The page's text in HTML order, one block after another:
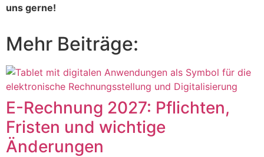
uns gerne!
Mehr Beiträge:
E-Rechnung 2027: Pflichten,
Fristen und wichtige
Änderungen